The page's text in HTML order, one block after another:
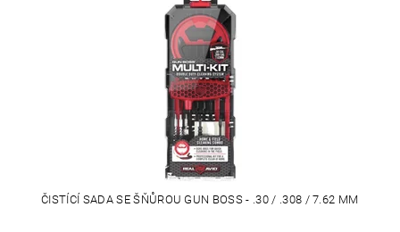
ČISTÍCÍ SADA SE ŠŇŮROU GUN BOSS - .30 / .308 / 7.62 MM